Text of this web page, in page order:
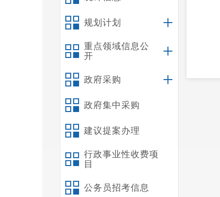
规划计划
重点领域信息公
开
政府采购
政府集中采购
建议提案办理
行政事业性收费项
目
公务员招考信息